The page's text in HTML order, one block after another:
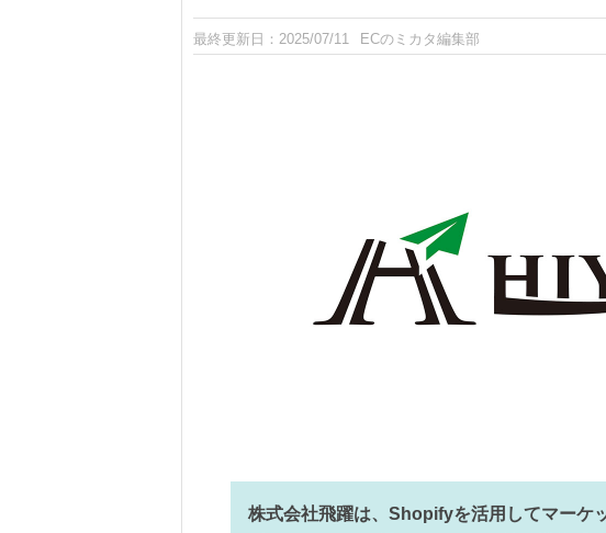
最終更新日： 2025/07/11 ECのミカタ編集部
株式会社飛躍は、Shopifyを活用してマーケ